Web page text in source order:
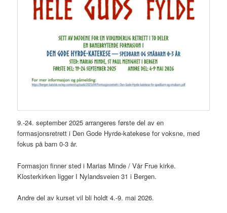
9.-24. september 2025 arrangeres første del av en
formasjonsretrett i Den Gode Hyrde-katekese for voksne, med
fokus på barn 0-3 år.
Formasjon finner sted i Marias Minde / Vår Frue kirke.
Klosterkirken ligger I Nylandsveien 31 i Bergen.
Andre del av kurset vil bli holdt 4.-9. mai 2026.